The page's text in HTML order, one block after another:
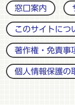
窓口案内
このサイトにつ
著作権・免責事
個人情報保護の